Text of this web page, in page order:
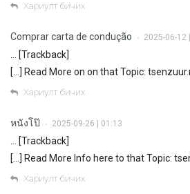
Хариулт бичих
Comprar carta de condução • 2025-06-12
… [Trackback]
[…] Read More on on that Topic:
Хариулт бичих
หนังโป๊ • 2025-09-26 | 01:13
… [Trackback]
[…] Read More Info here to that Topic:
Хариулт бичих